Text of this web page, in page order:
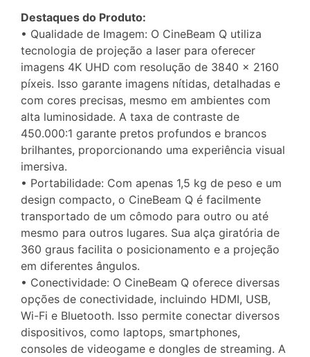
Destaques do Produto:
• Qualidade de Imagem: O CineBeam Q utiliza
tecnologia de projeção a laser para oferecer
imagens 4K UHD com resolução de 3840 x 2160
píxeis. Isso garante imagens nítidas, detalhadas e
com cores precisas, mesmo em ambientes com
alta luminosidade. A taxa de contraste de
450.000:1 garante pretos profundos e brancos
brilhantes, proporcionando uma experiência visual
imersiva.
• Portabilidade: Com apenas 1,5 kg de peso e um
design compacto, o CineBeam Q é facilmente
transportado de um cômodo para outro ou até
mesmo para outros lugares. Sua alça giratória de
360 graus facilita o posicionamento e a projeção
em diferentes ângulos.
• Conectividade: O CineBeam Q oferece diversas
opções de conectividade, incluindo HDMI, USB,
Wi-Fi e Bluetooth. Isso permite conectar diversos
dispositivos, como laptops, smartphones,
consoles de videogame e dongles de streaming. A